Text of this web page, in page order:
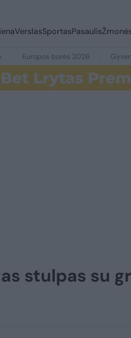
VerslasSportasPasaulis
Europos burės 2026
stulpas su